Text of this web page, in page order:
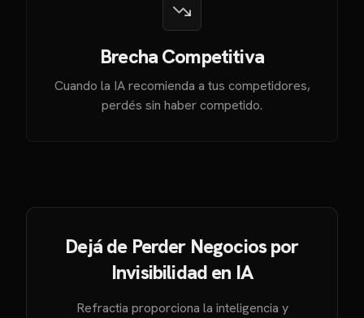
Brecha Competitiva
Cuando la IA recomienda a tus competidores,
perdés sin haber competido.
Dejá de Perder Negocios por
Invisibilidad en IA
Refractia proporciona la inteligencia y